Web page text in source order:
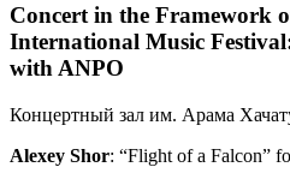
Concert in the Framework
International Music
with ANPO
Концертный зал им. Арама
Alexey Shor: “Flight of a Falcon”